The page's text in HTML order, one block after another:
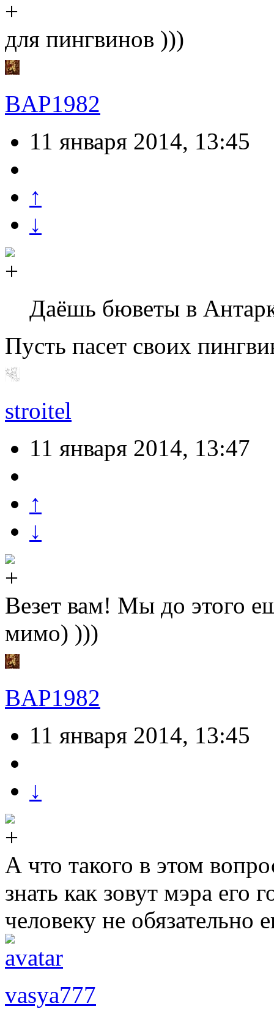
для пингвинов )))
BAP1982
11 января 2014, 13:45
↑
↓
Даёшь бюветы в
Пусть пасет своих
stroitel
11 января 2014, 13:47
↑
↓
Везет вам! Мы до этого
мимо) )))
BAP1982
11 января 2014, 13:45
↓
А что такого в этом
знать как зовут мэра его
человеку не обязательно
vasya777